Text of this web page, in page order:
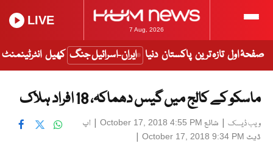
7 Aug, 2026
LIVE
صفحۂ اول تازہ ترین پاکستان دنیا ایران-اسرائیل جنگ کھیل انٹرٹینمنٹ
ماسکو کے کالج میں گیس دھماکہ، 18 افراد ہلاک
ویب ڈیسک | شائع October 17, 2018 4:55 PM
| اپ
ڈیٹ October 17, 2018 9:34 PM
|